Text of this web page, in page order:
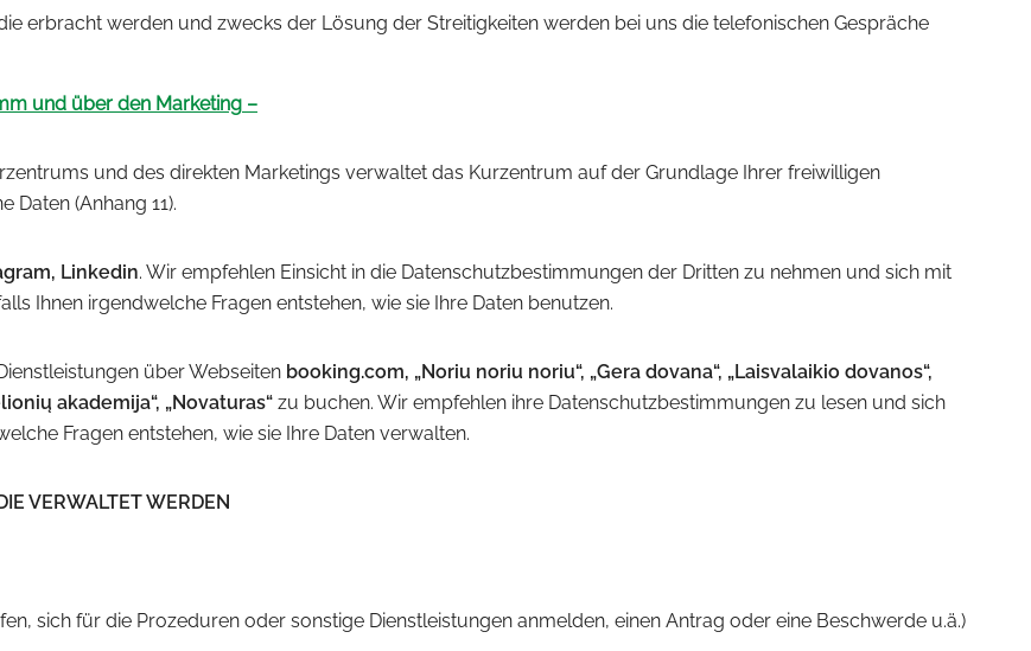
erbracht werden und zwecks der Lösung der Streitigkeiten werden bei uns die telefonischen Gespräche
und über den Marketing –
und des direkten Marketings verwaltet das Kurzentrum auf der Grundlage Ihrer freiwilligen
(Anhang 11).
Linkedin. Wir empfehlen Einsicht in die Datenschutzbestimmungen der Dritten zu nehmen und sich mit
Ihnen irgendwelche Fragen entstehen, wie sie Ihre Daten benutzen.
über Webseiten booking.com, „Noriu noriu noriu“, „Gera dovana“, „Laisvalaikio dovanos“,
akademija“, „Novaturas“ zu buchen. Wir empfehlen ihre Datenschutzbestimmungen zu lesen und sich
Fragen entstehen, wie sie Ihre Daten verwalten.
VERWALTET WERDEN
sich für die Prozeduren oder sonstige Dienstleistungen anmelden, einen Antrag oder eine Beschwerde u.ä.)